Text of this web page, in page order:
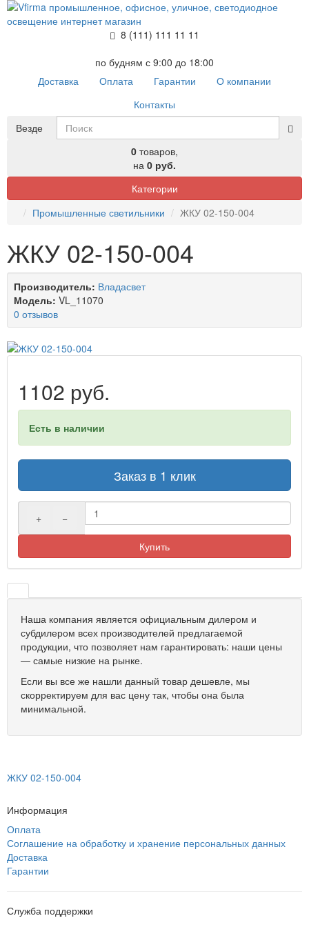
8 (111) 111 11 11
по будням с 9:00 до 18:00
Доставка
Оплата Гарантии
О компании
Контакты
Везде
0 товаров,
на 0 руб.
Категории
Промышленные светильники
ЖКУ 02-150-004
ЖКУ 02-150-004
Производитель: Владасвет
Модель: VL_11070
0 отзывов
1102 руб.
Есть в наличии
Заказ в 1 клик
+ −
Купить
Наша компания является официальным дилером и
субдилером всех производителей предлагаемой
продукции, что позволяет нам гарантировать: наши цены
— самые низкие на рынке.
Если вы все же нашли данный товар дешевле, мы
скорректируем для вас цену так, чтобы она была
минимальной.
ЖКУ 02-150-004
Информация
Оплата
Соглашение на обработку и хранение персональных данных
Доставка
Гарантии
Служба поддержки